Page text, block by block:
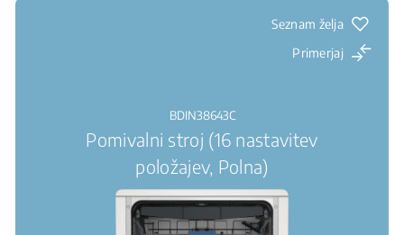
Seznam želja
Primerjaj
BDIN38643C
Pomivalni stroj (16 nastavitev
položajev, Polna)